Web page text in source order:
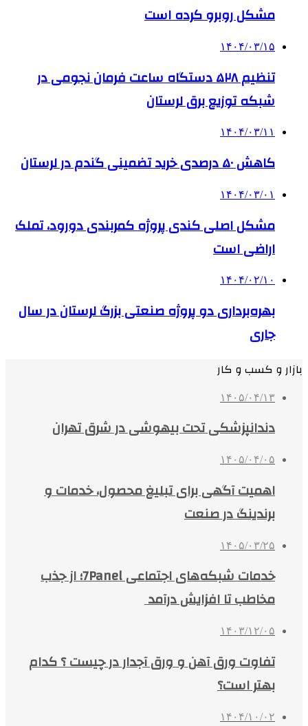
مشکل روبرو کرده است
۱۴۰۴/۰۳/۱۵
تنظیم ۵۲۸ دستگاه ساعت فرمان نجومی در
شبکه توزیع برق لرستان
۱۴۰۴/۰۳/۱۱
کاهش ۵۰ درصدی خرید تضمینی گندم در لرستان
۱۴۰۴/۰۳/۰۱
مشکل اصلی کندی پروژه کمربندی دورود، تملک
اراضی است
۱۴۰۴/۰۲/۱۰
بهره‌برداری دو پروژه صنعتی بزرگ لرستان در سال
جاری
بازار و کسب و کار
۱۴۰۵/۰۴/۱۳
دندانپزشکی تحت بیهوشی در شرق تهران
۱۴۰۵/۰۴/۰۵
اهمیت آگهی برای تبلیغ محصول، خدمات و
برندینگ در صنعت
۱۴۰۵/۰۳/۲۵
خدمات شبکه‌های اجتماعی 7Panel؛ از جذب
مخاطب تا افزایش درآمد
۱۴۰۳/۱۲/۰۵
تفاوت ورق آهن و ورق آجدار در چیست ؟ کدام
بهتر است؟
۱۴۰۴/۱۰/۰۲